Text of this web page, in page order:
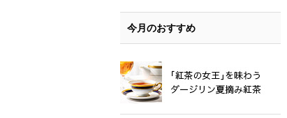
今月のおすすめ